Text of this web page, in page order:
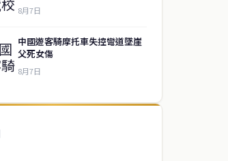
8月7日
中國遊客騎摩托車失控彎道墜崖
父死女傷
8月7日